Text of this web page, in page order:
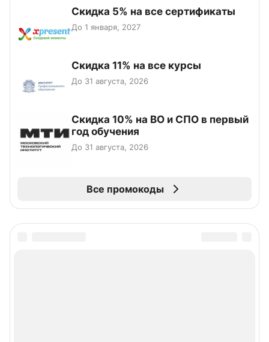
Скидка 5% на все сертификаты
До 1 января, 2027
Скидка 11% на все курсы
До 31 августа, 2026
Скидка 10% на ВО и СПО в первый
год обучения
До 31 августа, 2026
Все промокоды